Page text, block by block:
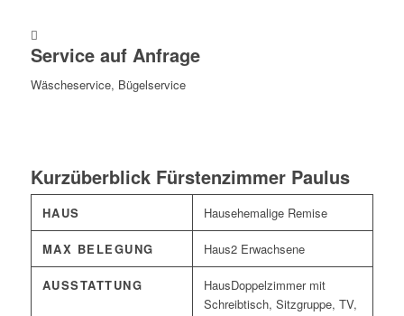
Service auf Anfrage
Wäscheservice, Bügelservice
Kurzüberblick Fürstenzimmer Paulus
HAUS ehemalige Remise
MAX BELEGUNG 2 Erwachsene
AUSSTATTUNG
Doppelzimmer mit
Schreibtisch, Sitzgruppe, TV,